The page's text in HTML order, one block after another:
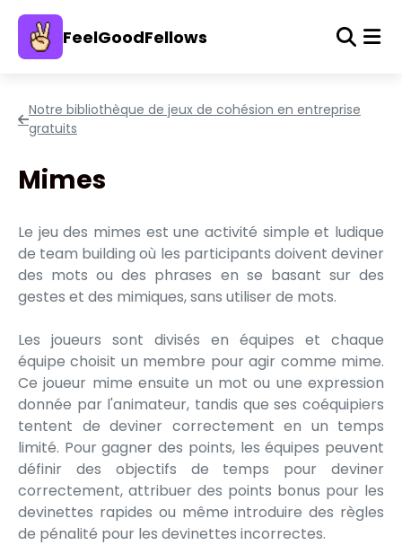
FeelGoodFellows
Notre bibliothèque de jeux de cohésion en entreprise
gratuits
Mimes
Le jeu des mimes est une activité simple et ludique
de team building où les participants doivent deviner
des mots ou des phrases en se basant sur des
gestes et des mimiques, sans utiliser de mots.
Les joueurs sont divisés en équipes et chaque
équipe choisit un membre pour agir comme mime.
Ce joueur mime ensuite un mot ou une expression
donnée par l'animateur, tandis que ses coéquipiers
tentent de deviner correctement en un temps
limité. Pour gagner des points, les équipes peuvent
définir des objectifs de temps pour deviner
correctement, attribuer des points bonus pour les
devinettes rapides ou même introduire des règles
de pénalité pour les devinettes incorrectes.